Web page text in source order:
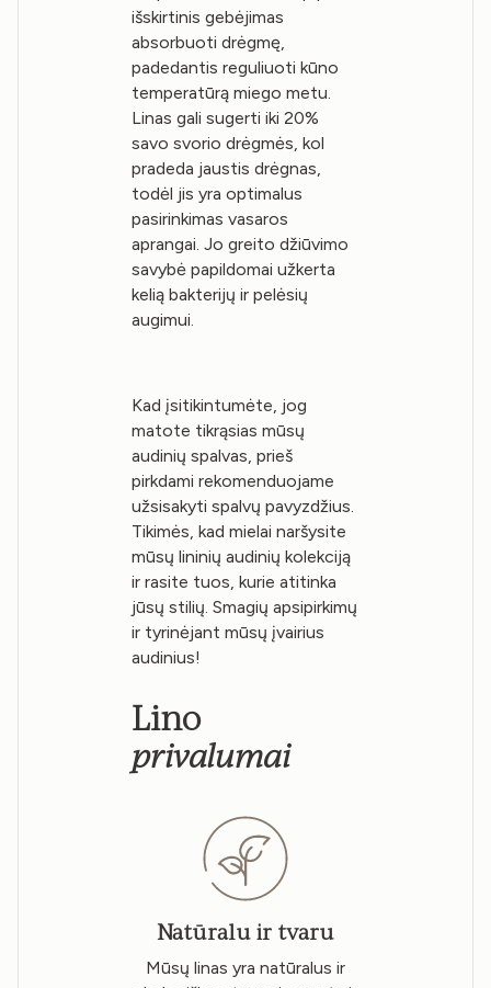
išskirtinis gebėjimas
absorbuoti drėgmę,
padedantis reguliuoti kūno
temperatūrą miego metu.
Linas gali sugerti iki 20%
savo svorio drėgmės, kol
pradeda jaustis drėgnas,
todėl jis yra optimalus
pasirinkimas vasaros
aprangai. Jo greito džiūvimo
savybė papildomai užkerta
kelią bakterijų ir pelėsių
augimui.
Kad įsitikintumėte, jog
matote tikrąsias mūsų
audinių spalvas, prieš
pirkdami rekomenduojame
užsisakyti spalvų pavyzdžius.
Tikimės, kad mielai naršysite
mūsų lininių audinių kolekciją
ir rasite tuos, kurie atitinka
jūsų stilių. Smagių apsipirkimų
ir tyrinėjant mūsų įvairius
audinius!
Lino
privalumai
Natūralu ir tvaru
Mūsų linas yra natūralus ir